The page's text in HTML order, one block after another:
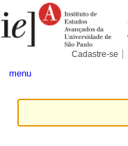
para
conteúdo.
Pessoais
Cadastre-se
menu